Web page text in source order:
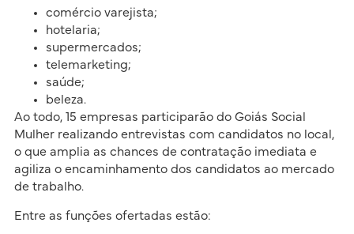
comércio varejista;
hotelaria;
supermercados;
telemarketing;
saúde;
beleza.
Ao todo, 15 empresas participarão do Goiás Social
Mulher realizando entrevistas com candidatos no local,
o que amplia as chances de contratação imediata e
agiliza o encaminhamento dos candidatos ao mercado
de trabalho.
Entre as funções ofertadas estão: